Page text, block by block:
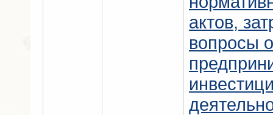
актов,
вопросы